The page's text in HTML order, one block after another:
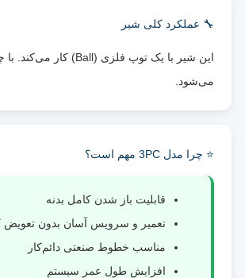
🔧 عملکرد کلی شیر
می‌شود.
⭐ چرا مدل 3PC مهم است؟
قابلیت باز شدن کامل بدنه
تعمیر و سرویس آسان بدون تعویض
مناسب خطوط صنعتی دائم‌کار
افزایش طول عمر سیستم